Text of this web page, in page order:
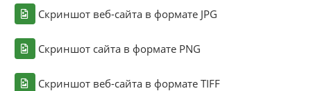
Скриншот веб-сайта в формате JPG
Скриншот сайта в формате PNG
Скриншот веб-сайта в формате TIFF